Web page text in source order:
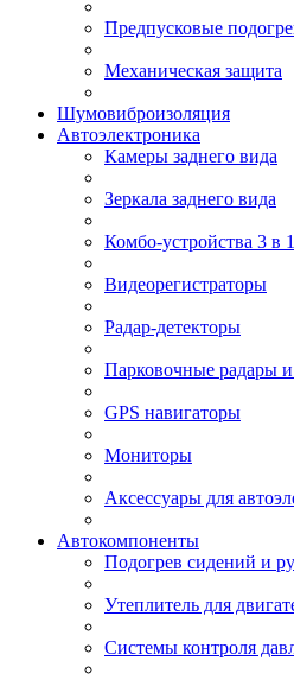
Предпусковые
Механическая защита
Шумовиброизоляция
Автоэлектроника
Камеры заднего вида
Зеркала заднего вида
Комбо-устройства 3 в 1
Видеорегистраторы
Радар-детекторы
Парковочные радары
GPS навигаторы
Мониторы
Аксессуары для
Автокомпоненты
Подогрев сидений и
Утеплитель для
Системы контроля